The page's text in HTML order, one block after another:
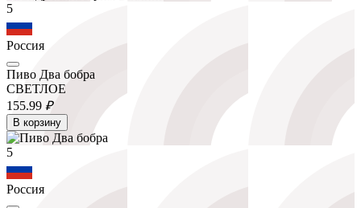
5
Россия
Пиво Два бобра
СВЕТЛОЕ
155.99 ₽
В корзину
5
Россия